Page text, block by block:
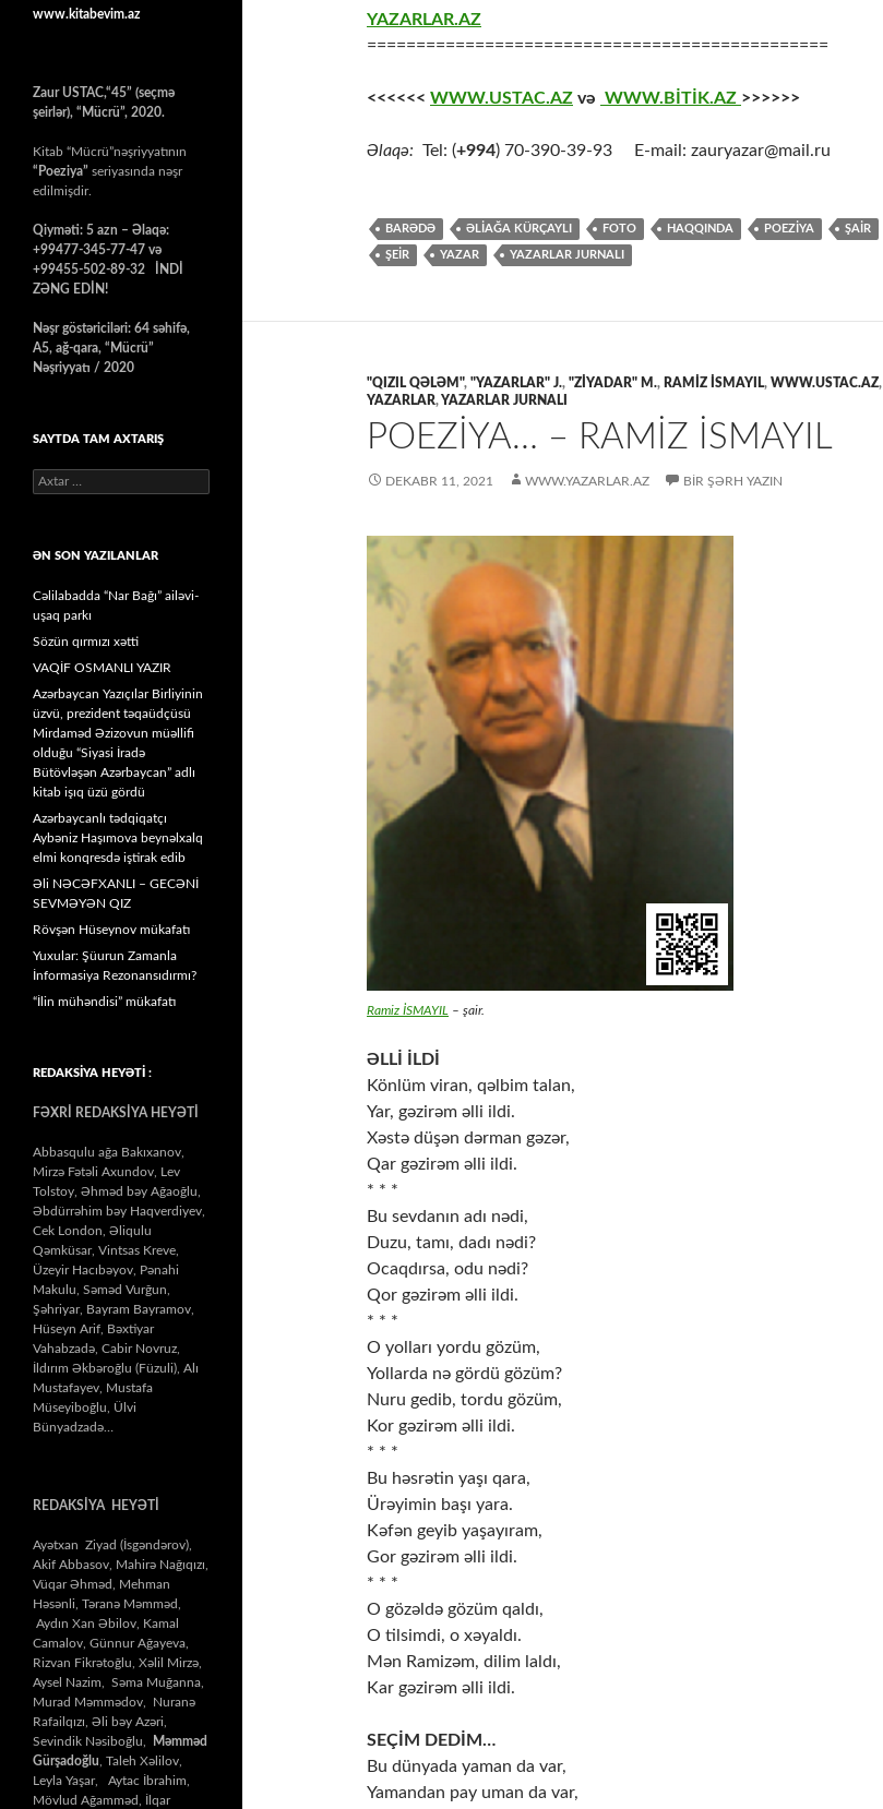
YAZARLAR.AZ
===============================================
<<<<<< WWW.USTAC.AZ və WWW.BİTİK.AZ >>>>>>
Əlaqə: Tel: (+994) 70-390-39-93 E-mail: zauryazar@mail.ru
BARƏDƏ ƏLİAĞA KÜRÇAYLI FOTO HAQQINDA POEZİYA ŞAİR
ŞEİR YAZAR YAZARLAR JURNALI
"QIZIL QƏLƏM", "YAZARLAR" J., "ZİYADAR" M., RAMİZ İSMAYIL, WWW.USTAC.AZ,
YAZARLAR,YAZARLAR JURNALI
POEZİYA… – RAMİZ İSMAYIL
DEKABR 11, 2021 WWW.YAZARLAR.AZ BIR ŞƏRH YAZIN
Ramiz İSMAYIL – şair.
ƏLLİ İLDİ
Könlüm viran, qəlbim talan,
Yar, gəzirəm əlli ildi.
Xəstə düşən dərman gəzər,
Qar gəzirəm əlli ildi.
* * *
Bu sevdanın adı nədi,
Duzu, tamı, dadı nədi?
Ocaqdırsa, odu nədi?
Qor gəzirəm əlli ildi.
* * *
O yolları yordu gözüm,
Yollarda nə gördü gözüm?
Nuru gedib, tordu gözüm,
Kor gəzirəm əlli ildi.
* * *
Bu həsrətin yaşı qara,
Ürəyimin başı yara.
Kəfən geyib yaşayıram,
Gor gəzirəm əlli ildi.
* * *
O gözəldə gözüm qaldı,
O tilsimdi, o xəyaldı.
Mən Ramizəm, dilim laldı,
Kar gəzirəm əlli ildi.
SEÇİM DEDİM…
Bu dünyada yaman da var,
Yamandan pay uman da var,
www.kitabevim.az
Zaur USTAC,“45” (seçmə
şeirlər), “Mücrü”, 2020.
Kitab “Mücrü”nəşriyyatının
“Poeziya” seriyasında nəşr
edilmişdir.
Qiyməti: 5 azn – Əlaqə:
+99477-345-77-47 və
+99455-502-89-32 İNDİ
ZƏNG EDİN!
Nəşr göstəriciləri: 64 səhifə,
A5, ağ-qara, “Mücrü”
Nəşriyyatı / 2020
SAYTDA TAM AXTARIŞ
Axtarış:
ƏN SON YAZILANLAR
Cəlilabadda “Nar Bağı” ailəvi-
uşaq parkı
Sözün qırmızı xətti
VAQİF OSMANLI YAZIR
Azərbaycan Yazıçılar Birliyinin
üzvü, prezident təqaüdçüsü
Mirdaməd Əzizovun müəllifi
olduğu “Siyasi İradə
Bütövləşən Azərbaycan” adlı
kitab işıq üzü gördü
Azərbaycanlı tədqiqatçı
Aybəniz Haşımova beynəlxalq
elmi konqresdə iştirak edib
Əli NƏCƏFXANLI – GECƏNİ
SEVMƏYƏN QIZ
Rövşən Hüseynov mükafatı
Yuxular: Şüurun Zamanla
İnformasiya Rezonansıdırmı?
“İlin mühəndisi” mükafatı
REDAKSİYA HEYƏTİ :
FƏXRİ REDAKSİYA HEYƏTİ
Abbasqulu ağa Bakıxanov,
Mirzə Fətəli Axundov, Lev
Tolstoy, Əhməd bəy Ağaoğlu,
Əbdürrəhim bəy Haqverdiyev,
Cek London, Əliqulu
Qəmküsar, Vintsas Kreve,
Üzeyir Hacıbəyov, Pənahi
Makulu, Səməd Vurğun,
Şəhriyar, Bayram Bayramov,
Hüseyn Arif, Bəxtiyar
Vahabzadə, Cabir Novruz,
İldırım Əkbəroğlu (Füzuli), Alı
Mustafayev, Mustafa
Müseyiboğlu, Ülvi
Bünyadzadə…
REDAKSİYA HEYƏTİ
Ayətxan Ziyad (İsgəndərov),
Akif Abbasov, Mahirə Nağıqızı,
Vüqar Əhməd, Mehman
Həsənli, Təranə Məmməd,
Aydın Xan Əbilov, Kamal
Camalov, Günnur Ağayeva,
Rizvan Fikrətoğlu, Xəlil Mirzə,
Aysel Nazim, Səma Muğanna,
Murad Məmmədov, Nuranə
Rafailqızı, Əli bəy Azəri,
Sevindik Nəsiboğlu,
Məmməd
Gürşadoğlu , Taleh Xəlilov,
Leyla Yaşar, Aytac İbrahim,
Mövlud Ağamməd, İlqar